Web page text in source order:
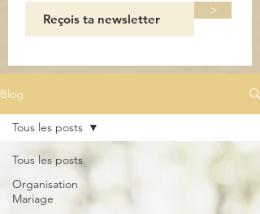
>
Blog
Tous les posts
Organisation
Mariage
Tous les posts